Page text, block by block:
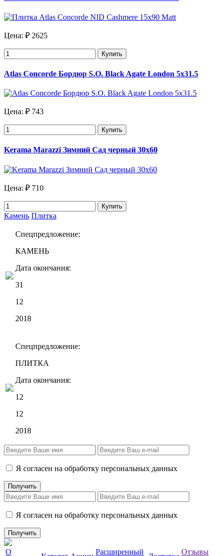
Цена: ₽ 2625
Купить
Atlas Concorde Бордюр S.O. Black Agate London 5x31.5
Цена: ₽ 743
Купить
Kerama Marazzi Зимний Сад черный 30х60
Цена: ₽ 710
Купить
Камень Плитка
Спецпредложение:
КАМЕНЬ
Дата окончания:
31
12
2018
Спецпредложение:
ПЛИТКА
Дата окончания:
12
12
2018
Я согласен на обработку персональных данных
Я согласен на обработку персональных данных
О Расширенный Отзывы